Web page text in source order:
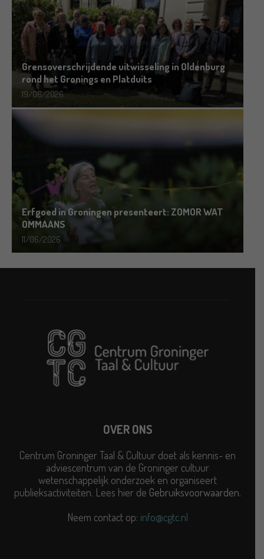
Grensoverschrijdende uitwisseling in Oldenburg
rond het Gronings en Platduits
19/06/2026
Erfgoed in Groningen presenteert: ZOMOR WAT
OMMAANS
11/06/2026
OVER ONS
Centrum Groninger Taal & Cultuur doet als kennis- en
adviescentrum van de Groninger cultuur
wetenschappelijk onderzoek en organiseert
publieksactiviteiten. Lees hier de Gebruiksvoorwaarden.
Neem contact op: info@cgtc.nl